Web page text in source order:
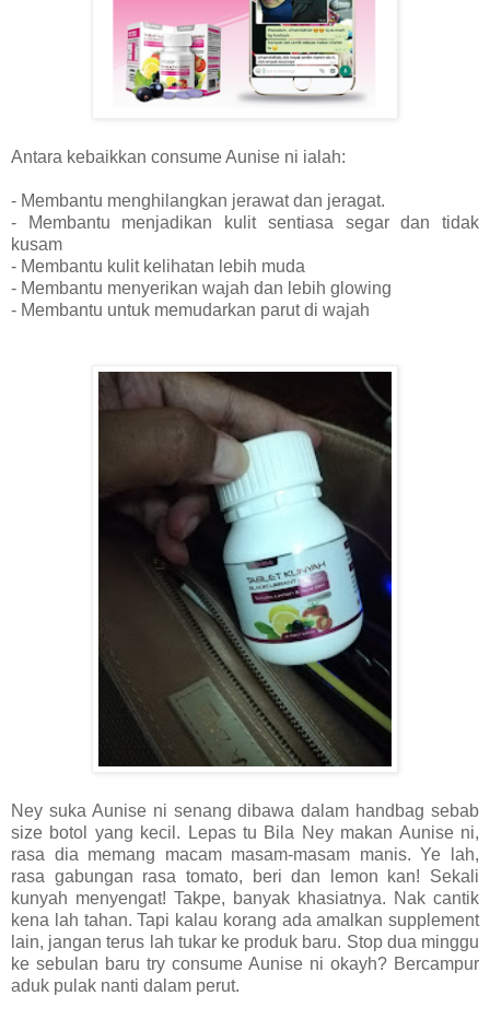
Antara kebaikkan consume Aunise ni ialah:
- Membantu menghilangkan jerawat dan jeragat.
- Membantu menjadikan kulit sentiasa segar dan tidak
kusam
- Membantu kulit kelihatan lebih muda
- Membantu menyerikan wajah dan lebih glowing
- Membantu untuk memudarkan parut di wajah
Ney suka Aunise ni senang dibawa dalam handbag sebab
size botol yang kecil. Lepas tu Bila Neymakan Aunise ni,
rasa dia memang macam masam-masam manis. Ye lah,
rasa gabungan rasa tomato, beri dan lemon kan! Sekali
kunyah menyengat! Takpe, banyak khasiatnya. Nak cantik
kena lah tahan. Tapi kalau korang ada amalkan supplement
lain, jangan terus lah tukar ke produk baru. Stop dua minggu
ke sebulan baru try consume Aunise ni okayh? Bercampur
aduk pulak nanti dalam perut.